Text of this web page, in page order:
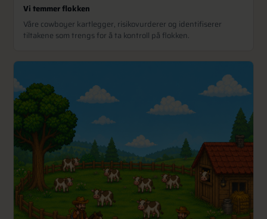
Vi temmer flokken
Våre cowboyer kartlegger, risikovurderer og identifiserer
tiltakene som trengs for å ta kontroll på flokken.